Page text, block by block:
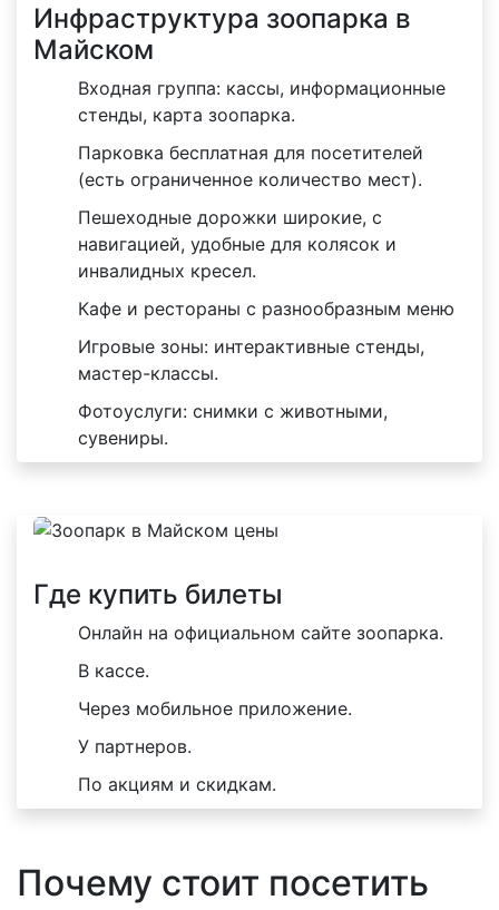
Инфраструктура зоопарка в
Майском
Входная группа: кассы, информационные
стенды, карта зоопарка.
Парковка бесплатная для посетителей
(есть ограниченное количество мест).
Пешеходные дорожки широкие, с
навигацией, удобные для колясок и
инвалидных кресел.
Кафе и рестораны с разнообразным меню
Игровые зоны: интерактивные стенды,
мастер-классы.
Фотоуслуги: снимки с животными,
сувениры.
Где купить билеты
Онлайн на официальном сайте зоопарка.
В кассе.
Через мобильное приложение.
У партнеров.
По акциям и скидкам.
Почему стоит посетить